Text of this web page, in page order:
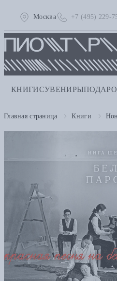
Москва +7 (495) 229-
КНИГИСУВЕНИРЫ
Главная страница Книги